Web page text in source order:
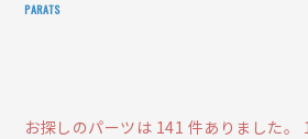
PARATS
お探しのパーツは 141 件ありました。